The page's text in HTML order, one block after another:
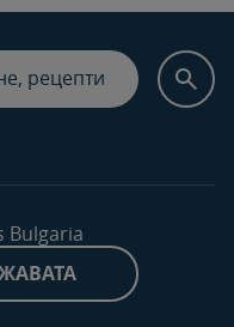
Bulgaria